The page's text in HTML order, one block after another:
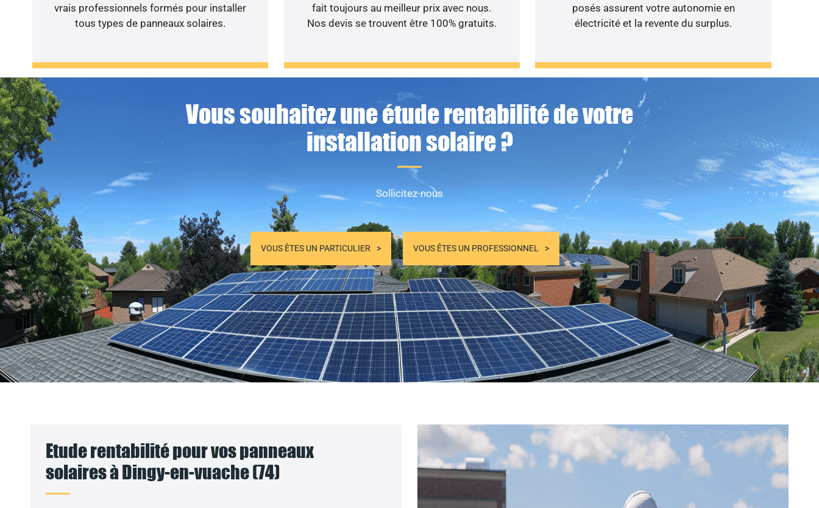
vrais professionnels formés pour installer
tous types de panneaux solaires.
fait toujours au meilleur prix avec nous.
Nos devis se trouvent être 100% gratuits.
posés assurent votre autonomie en
électricité et la revente du surplus.
Vous souhaitez une étude rentabilité de votre
installation solaire ?
Sollicitez-nous
VOUS ÊTES UN PARTICULIER VOUS ÊTES UN PROFESSIONNEL
Etude rentabilité pour vos panneaux
solaires à Dingy-en-vuache (74)